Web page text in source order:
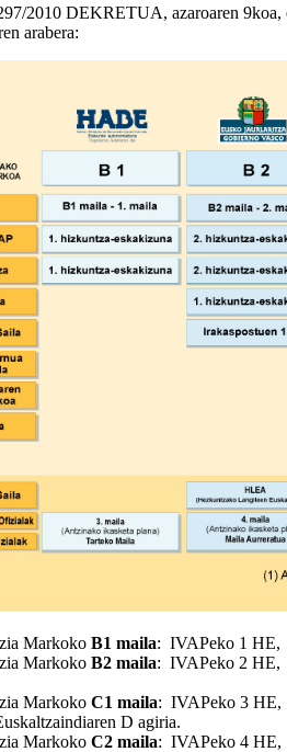
2010 DEKRETUA, azaroaren 9koa,
arabera:
Markoko B1 maila: IVAPeko 1 HE,
Markoko B2 maila: IVAPeko 2 HE,
Markoko C1 maila: IVAPeko 3 HE,
D agiria.
Markoko C2 maila: IVAPeko 4 HE,